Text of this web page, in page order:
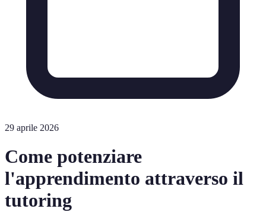
29 aprile 2026
Come potenziare
l'apprendimento attraverso il
tutoring